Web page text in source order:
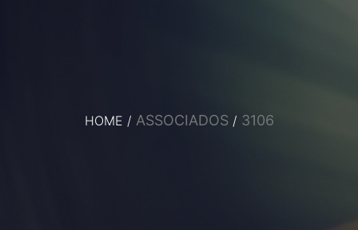
HOME / ASSOCIADOS / 3106